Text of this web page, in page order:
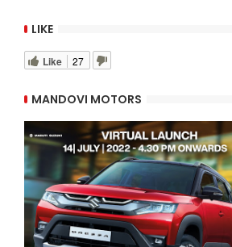
LIKE
Like 27
MANDOVI MOTORS